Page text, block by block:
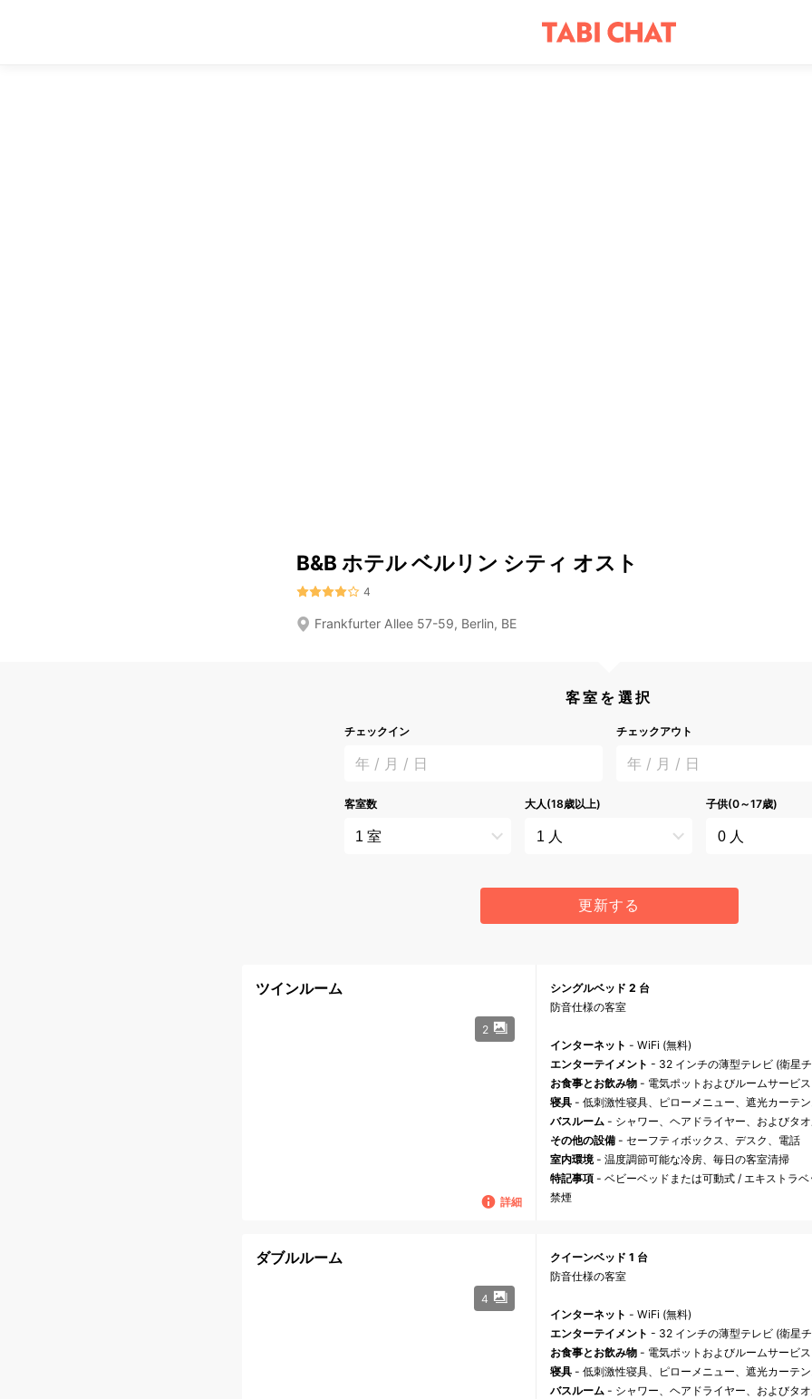
B&B ホテル ベルリン シティ オスト
4
Frankfurter Allee 57-59, Berlin, BE
客室を選択
チェックイン
年 / 月 / 日
チェックアウト
年 / 月 / 日
客室数 大人(18歳以上) 子供(0～17歳)
更新する
ツインルーム
2
詳細
シングルベッド 2 台
防音仕様の客室
インターネット - WiFi (無料)
エンターテイメント - 32 インチの薄型テレビ (衛星
お食事とお飲み物- 電気ポットおよびルームサービス
寝具- 低刺激性寝具、ピローメニュー、遮光カーテ
バスルーム- シャワー、ヘアドライヤー、およびタ
その他の設備- セーフティボックス、デスク、電話
室内環境- 温度調節可能な冷房、毎日の客室清掃
特記事項- ベビーベッドまたは可動式 / エキストラベ
禁煙
ダブルルーム
4
クイーンベッド 1 台
防音仕様の客室
インターネット - WiFi (無料)
エンターテイメント - 32 インチの薄型テレビ (衛星
お食事とお飲み物- 電気ポットおよびルームサービス
寝具- 低刺激性寝具、ピローメニュー、遮光カーテ
バスルーム- シャワー、ヘアドライヤー、およびタ